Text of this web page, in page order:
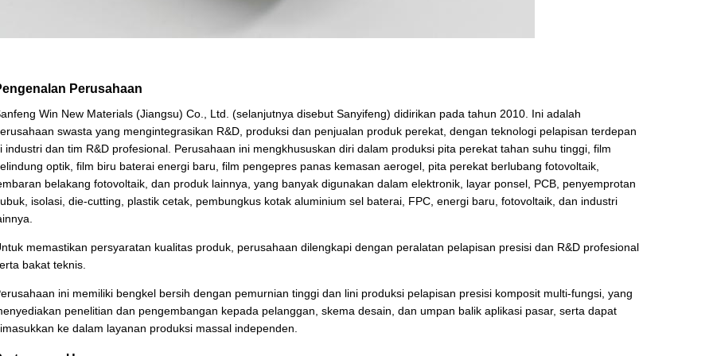
Perusahaan
Win New Materials (Jiangsu) Co., Ltd. (selanjutnya disebut Sanyifeng) didirikan pada tahun 2010. Ini adalah
swasta yang mengintegrasikan R&D, produksi dan penjualan produk perekat, dengan teknologi pelapisan terdepan
industri dan tim R&D profesional. Perusahaan ini mengkhususkan diri dalam produksi pita perekat tahan suhu tinggi, film
optik, film biru baterai energi baru, film pengepres panas kemasan aerogel, pita perekat berlubang fotovoltaik,
belakang fotovoltaik, dan produk lainnya, yang banyak digunakan dalam elektronik, layar ponsel, PCB, penyemprotan
isolasi, die-cutting, plastik cetak, pembungkus kotak aluminium sel baterai, FPC, energi baru, fotovoltaik, dan industri
memastikan persyaratan kualitas produk, perusahaan dilengkapi dengan peralatan pelapisan presisi dan R&D profesional
bakat teknis.
ini memiliki bengkel bersih dengan pemurnian tinggi dan lini produksi pelapisan presisi komposit multi-fungsi, yang
penelitian dan pengembangan kepada pelanggan, skema desain, dan umpan balik aplikasi pasar, serta dapat
ke dalam layanan produksi massal independen.